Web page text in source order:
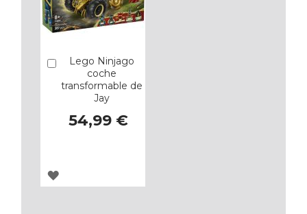
Lego Ninjago
coche
transformable de
Jay
54,99 €
Añadir
AGREGAR